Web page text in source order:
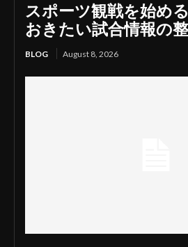
スポーツ観戦を始め
おきたい試合情報の
BLOG August 8, 2026